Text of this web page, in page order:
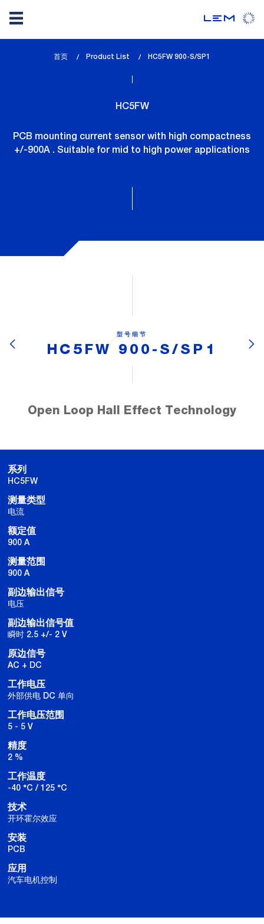
首页 Product List
lem_current_page
HC5FW 900-S/SP1
HC5FW
PCB mounting current sensor with high compactness
+/-900A . Suitable for mid to high power applications
型号细节
HC5FW 900-S/SP1
Open Loop Hall Effect Technology
系列
HC5FW
测量类型
电流
额定值
900 A
测量范围
900 A
副边输出信号
电压
副边输出信号值
瞬时 2.5 +/- 2 V
原边信号
AC + DC
工作电压
外部供电 DC 单向
工作电压范围
5 - 5 V
精度
2 %
工作温度
-40 °C / 125 °C
技术
开环霍尔效应
安装
PCB
应用
汽车电机控制